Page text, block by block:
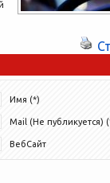
Имя (*)
Mail (Не публикуется)
ВебСайт